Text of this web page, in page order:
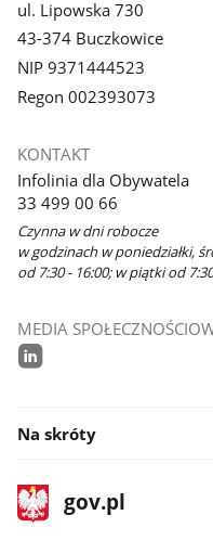
ul. Lipowska 730
43-374 Buczkowice
NIP 9371444523
Regon 002393073
KONTAKT
Infolinia dla Obywatela
33 499 00 66
Czynna w dni robocze
w godzinach w poniedziałki,
od 7:30 - 16:00; w piątki od
MEDIA
Na skróty
stopka
gov.plStrona
gov.pl